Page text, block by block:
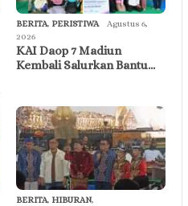
BERITA, PERISTIWA
Agustus 6,
2026
KAI Daop 7 Madiun
Kembali Salurkan Bantu…
BERITA, HIBURAN,